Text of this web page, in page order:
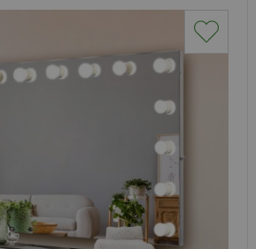
Питання-
Відповідь
Контакти